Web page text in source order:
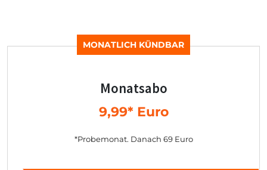
MONATLICH KÜNDBAR
Monatsabo
9,99* Euro
*Probemonat. Danach 69 Euro